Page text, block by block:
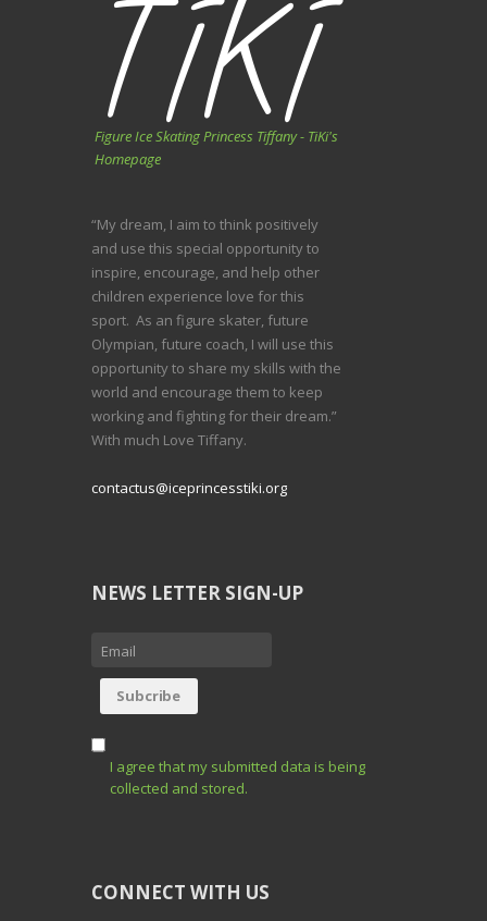
Figure Ice Skating Princess Tiffany - TiKi's
Homepage
“My dream, I aim to think positively
and use this special opportunity to
inspire, encourage, and help other
children experience love for this
sport. As an figure skater, future
Olympian, future coach, I will use this
opportunity to share my skills with the
world and encourage them to keep
working and fighting for their dream.”
With much Love Tiffany.
contactus@iceprincesstiki.org
NEWS LETTER SIGN-UP
I agree that my submitted data is being
collected and stored.
CONNECT WITH US